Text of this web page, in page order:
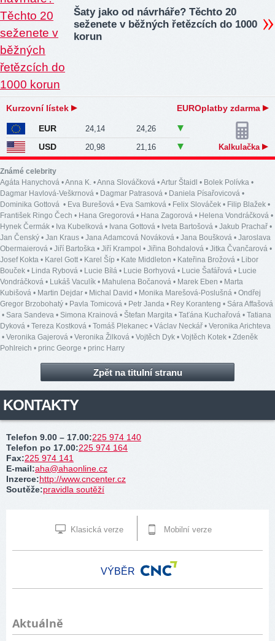
Šaty jako od návrháře? Těchto 20
seženete v běžných řetězcích do 1000
korun
Kurzovní lístek EUROplatby zdarma
EUR 24,14 24,26
USD 20,98 21,16 Kalkulačka
Známé celebrity
Agáta Hanychová •Anna K. •Anna Slováčková •Artur Štaidl • Bolek Polívka •
Dagmar Havlová-Veškrnová • Dagmar Patrasová • Daniela Písařovicová •
Dominika Gottová • Eva Burešová • Eva Samková • Felix Slováček • Filip Blažek •
František Ringo Čech • Hana Gregorová • Hana Zagorová • Helena Vondráčková •
Hynek Čermák • Iva Kubelková • Ivana Gottová • Iveta Bartošová • Jakub Prachař •
Jan Čenský • Jan Kraus • Jana Adamcová Nováková • Jana Boušková • Jaroslava
Obermaierová • Jiří Bartoška • Jiří Krampol • Jiřina Bohdalová • Jitka Čvančarová •
Josef Kokta • Karel Gott • Karel Šíp • Kate Middleton • Kateřina Brožová • Libor
Bouček • Linda Rybová • Lucie Bílá • Lucie Borhyová • Lucie Šafářová • Lucie
Vondráčková • Lukáš Vaculík • Mahulena Bočanová • Marek Eben • Marta
Kubišová • Martin Dejdar • Michal David • Monika Marešová-Poslušná • Ondřej
Gregor Brzobohatý • Pavla Tomicová • Petr Janda • Rey Koranteng • Sára Affašová
• Sara Sandeva • Simona Krainová • Štefan Margita • Taťána Kuchařová • Tatiana
Dyková • Tereza Kostková • Tomáš Plekanec • Václav Neckář • Veronika Arichteva
• Veronika Gajerová • Veronika Žilková • Vojtěch Dyk • Vojtěch Kotek • Zdeněk
Pohlreich • princ George • princ Harry
Zpět na titulní stranu
KONTAKTY
Telefon 9.00 – 17.00:225 974 140
Telefon po 17.00:225 974 164
Fax:225 974 141
E-mail:aha@ahaonline.cz
Inzerce:http://www.cncenter.cz
Soutěže:pravidla soutěží
Klasická verze Mobilní verze
VÝBĚR
Aktuálně